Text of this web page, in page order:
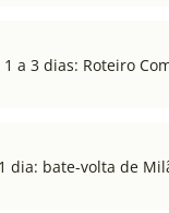
a 3 dias: Roteiro
dia: bate-volta de